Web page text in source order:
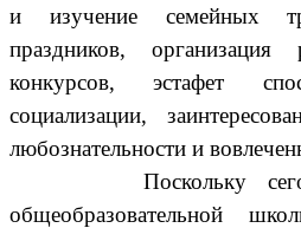
и изучение семейных
праздников, организация
конкурсов, эстафет
социализации,
любознательности и
Поскольку
общеобразовательной